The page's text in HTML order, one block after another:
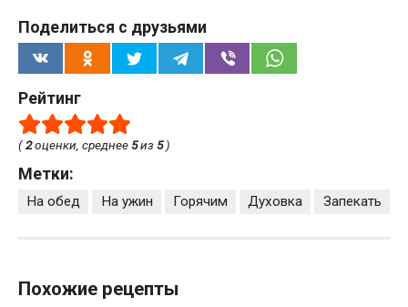
Поделиться с друзьями
Рейтинг
(2оценки, среднее5из 5)
Метки:
На обед На ужин Горячим Духовка Запекать
Похожие рецепты